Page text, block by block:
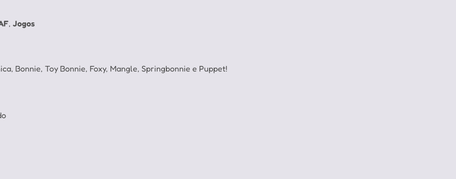
, Jogos
Bonnie, Toy Bonnie, Foxy, Mangle, Springbonnie e Puppet!